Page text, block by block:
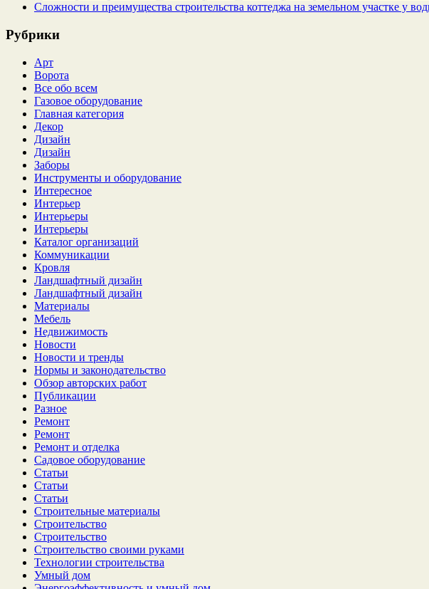
Сложности и преимущества строительства коттеджа на земельном участке у
Рубрики
Арт
Ворота
Все обо всем
Газовое оборудование
Главная категория
Декор
Дизайн
Дизайн
Заборы
Инструменты и оборудование
Интересное
Интерьер
Интерьеры
Интерьеры
Каталог организаций
Коммуникации
Кровля
Ландшафтный дизайн
Ландшафтный дизайн
Материалы
Мебель
Недвижимость
Новости
Новости и тренды
Нормы и законодательство
Обзор авторских работ
Публикации
Разное
Ремонт
Ремонт
Ремонт и отделка
Садовое оборудование
Статьи
Статьи
Статьи
Строительные материалы
Строительство
Строительство
Строительство своими руками
Технологии строительства
Умный дом